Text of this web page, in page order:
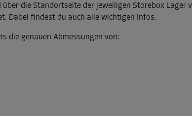
über die Standortseite der jeweiligen Storebox
Dabei findest du auch alle wichtigen Infos.
die genauen Abmessungen von: